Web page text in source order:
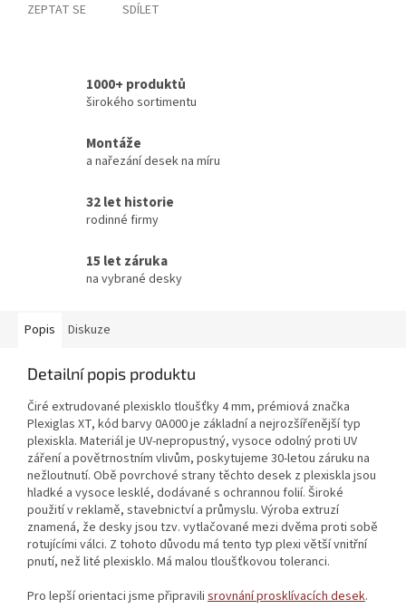
ZEPTAT SE SDÍLET
1000+ produktů
širokého sortimentu
Montáže
a nařezání desek na míru
32 let historie
rodinné firmy
15 let záruka
na vybrané desky
Popis Diskuze
Detailní popis produktu
Čiré extrudované plexisklo tloušťky 4 mm, prémiová značka
Plexiglas XT, kód barvy 0A000 je základní a nejrozšířenější typ
plexiskla. Materiál je UV-nepropustný, vysoce odolný proti UV
záření a povětrnostním vlivům, poskytujeme 30-letou záruku na
nežloutnutí. Obě povrchové strany těchto desek z plexiskla jsou
hladké a vysoce lesklé, dodávané s ochrannou folií. Široké
použití v reklamě, stavebnictví a průmyslu. Výroba extruzí
znamená, že desky jsou tzv. vytlačované mezi dvěma proti sobě
rotujícími válci. Z tohoto důvodu má tento typ plexi větší vnitřní
pnutí, než lité plexisklo. Má malou tloušťkovou toleranci.
Pro lepší orientaci jsme připravili srovnání prosklívacích desek.